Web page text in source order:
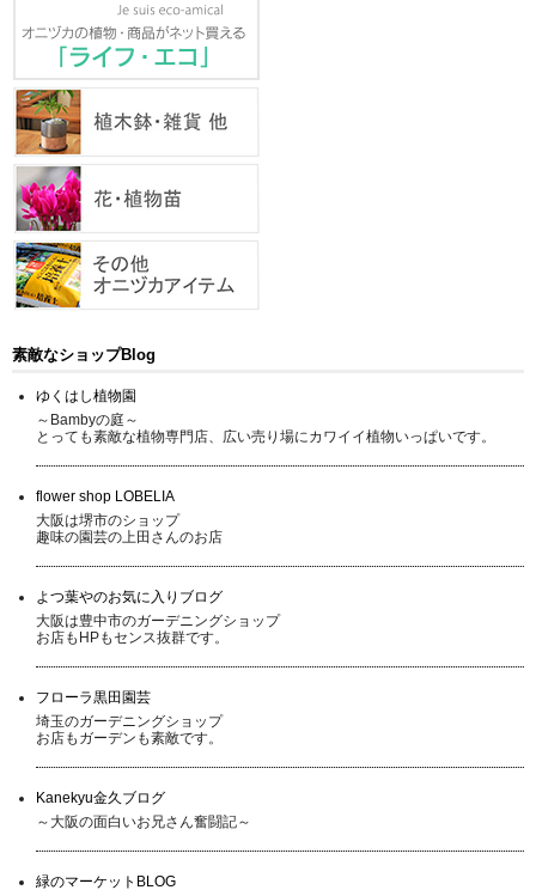
素敵なショップBlog
ゆくはし植物園
～Bambyの庭～
とっても素敵な植物専門店、広い売り場にカワイイ植物いっぱいです。
flower shop LOBELIA
大阪は堺市のショップ
趣味の園芸の上田さんのお店
よつ葉やのお気に入りブログ
大阪は豊中市のガーデニングショップ
お店もHPもセンス抜群です。
フローラ黒田園芸
埼玉のガーデニングショップ
お店もガーデンも素敵です。
Kanekyu金久ブログ
～大阪の面白いお兄さん奮闘記～
緑のマーケットBLOG